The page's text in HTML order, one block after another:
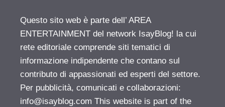
Questo sito web è parte dell’ AREA
ENTERTAINMENT del network IsayBlog! la cui
rete editoriale comprende siti tematici di
informazione indipendente che contano sul
contributo di appassionati ed esperti del settore.
Per pubblicità, comunicati e collaborazioni:
info@isayblog.com This website is part of the